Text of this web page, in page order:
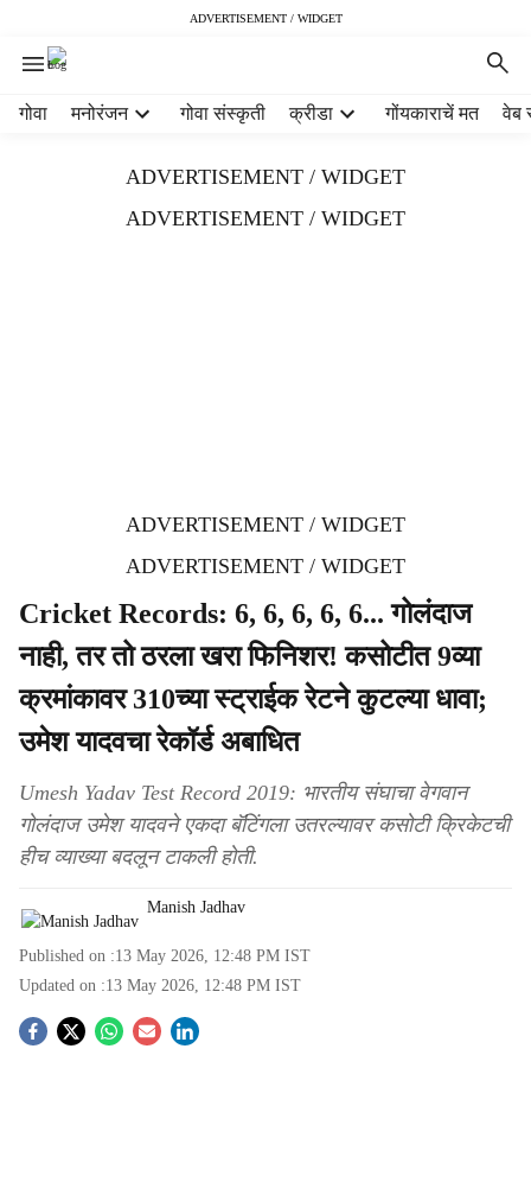
ADVERTISEMENT / WIDGET
गोवा मनोरंजन गोवा संस्कृती क्रीडा गोंयकाराचें मत वेब
ADVERTISEMENT / WIDGET
ADVERTISEMENT / WIDGET
ADVERTISEMENT / WIDGET
ADVERTISEMENT / WIDGET
Cricket Records: 6, 6, 6, 6, 6... गोलंदाज
नाही, तर तो ठरला खरा फिनिशर! कसोटीत 9व्या
क्रमांकावर 310च्या स्ट्राईक रेटने कुटल्या धावा;
उमेश यादवचा रेकॉर्ड अबाधित
Umesh Yadav Test Record 2019: भारतीय संघाचा वेगवान
गोलंदाज उमेश यादवने एकदा बॅटिंगला उतरल्यावर कसोटी क्रिकेटची
हीच व्याख्या बदलून टाकली होती.
Manish Jadhav
Published on :13 May 2026, 12:48 PM IST
Updated on :13 May 2026, 12:48 PM IST
S